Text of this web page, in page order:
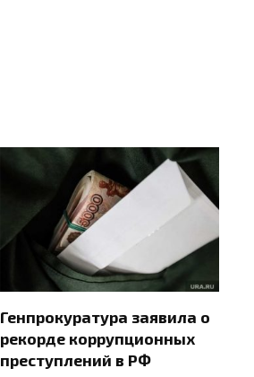
Генпрокуратура заявила о
рекорде коррупционных
преступлений в РФ